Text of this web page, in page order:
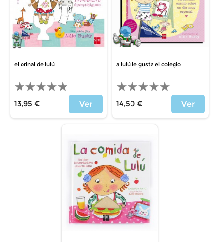
el orinal de lulú
13,95 €
Ver
a lulú le gusta el colegio
14,50 €
Ver